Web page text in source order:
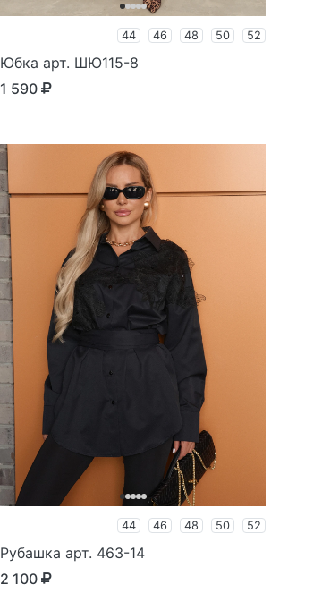
44 46 48 50 52
Юбка арт. ШЮ115-8
1 590
44 46 48 50 52
Рубашка арт. 463-14
2 100